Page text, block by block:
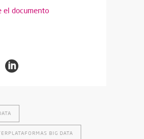
el documento
BIG DATA